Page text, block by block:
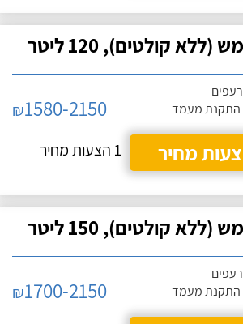
קולטים), 120 ליטר
התקנת מעמד
₪1580-2150
מחיר
1 הצעות מחיר
קולטים), 150 ליטר
התקנת מעמד
₪1700-2150